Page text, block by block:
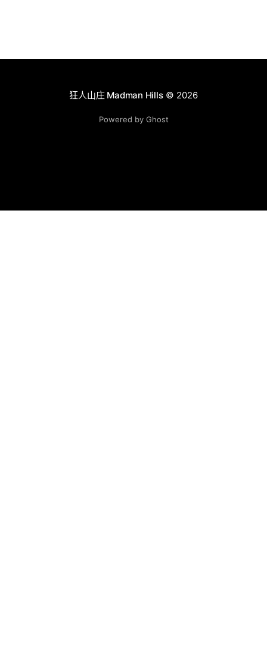
狂人山庄 Madman Hills© 2026
Powered by Ghost